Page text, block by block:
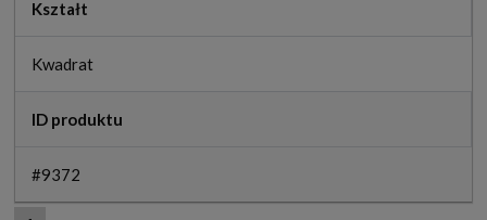
Kształt
Kwadrat
ID produktu
#9372